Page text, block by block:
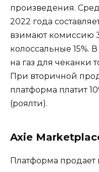
произведения.
2022 года
взимают комиссию
колоссальные 15%.
на газ для чеканки
При вторичной
платформа платит
(роялти).
Axie
Платформа